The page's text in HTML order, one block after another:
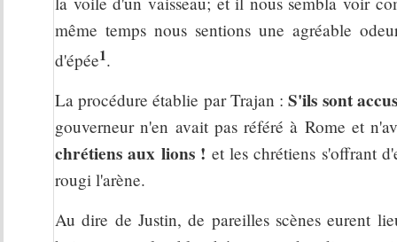
même temps nous sentions une agréable
d'épée1.
La procédure établie par Trajan :S'ils sont
gouverneur n'en avait pas référé à Rome et
chrétiens aux lions ! et les chrétiens s'offrant
rougi l'arène.
Au dire de Justin, de pareilles scènes eurent